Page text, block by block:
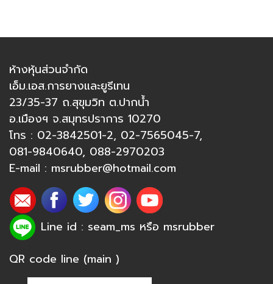
ห้างหุ้นส่วนจำกัด
เอ็ม.เอส.การยางและยูรีเทน
23/35-37 ถ.สุขุมวิท ต.ปากน้ำ
อ.เมืองฯ จ.สมุทรปราการ 10270
โทร : 02-3842501-2, 02-7565045-7,
081-9840640, 088-2970203
E-mail : msrubber@hotmail.com
Line id : seam_ms หรือ msrubber
QR code line (main )